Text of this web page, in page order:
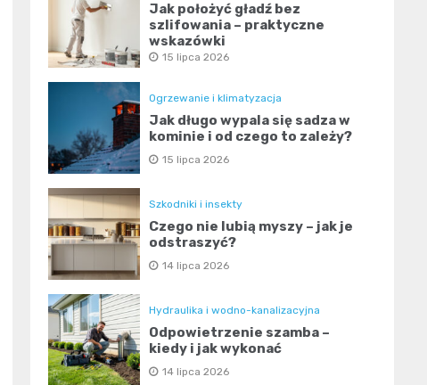
Jak położyć gładź bez
szlifowania – praktyczne
wskazówki
15 lipca 2026
Ogrzewanie i klimatyzacja
Jak długo wypala się sadza w
kominie i od czego to zależy?
15 lipca 2026
Szkodniki i insekty
Czego nie lubią myszy – jak je
odstraszyć?
14 lipca 2026
Hydraulika i wodno-kanalizacyjna
Odpowietrzenie szamba –
kiedy i jak wykonać
14 lipca 2026